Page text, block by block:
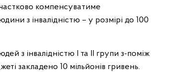
компенсуватиме
з інвалідністю – у розмірі до 100
з інвалідністю І та ІІ групи з-поміж
закладено 10 мільйонів гривень.